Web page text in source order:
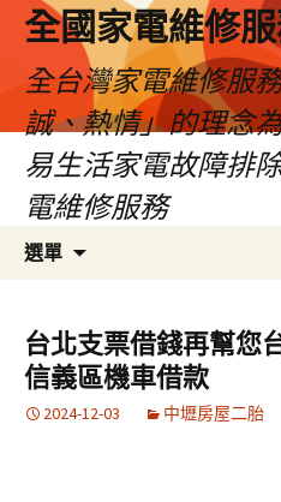
全國家電維修
全台灣家電維修服
誠、熱情」的理念
易生活家電故障排
電維修服務
選單
要
內
容
台北支票借錢再幫您
信義區機車借款
2024-12-03 中壢房屋二胎